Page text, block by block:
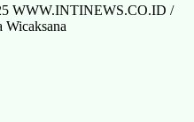
WWW.INTINEWS.CO.ID /